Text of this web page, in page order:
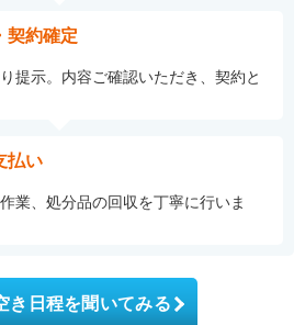
契約確定
提示。内容ご確認いただき、契約と
払い
業、処分品の回収を丁寧に行いま
き日程を聞いてみる